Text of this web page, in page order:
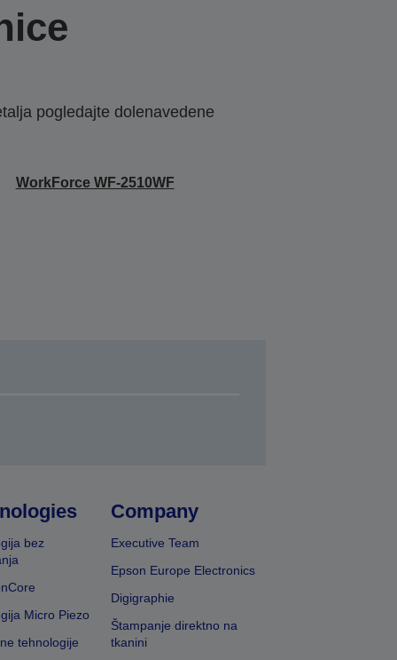
pogledajte dolenavedene
WorkForce WF-2510WF
bez
Micro Piezo
tehnologije
Company
Executive Team
Epson Europe Electronics
Digigraphie
Štampanje direktno na
tkanini